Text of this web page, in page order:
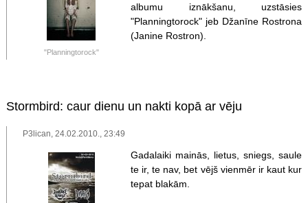
"Planningtorock"
albumu iznākšanu, uzstāsies
"Planningtorock" jeb Džanīne Rostrona
(Janine Rostron).
Stormbird: caur dienu un nakti kopā ar vēju
P3lican, 24.02.2010., 23:49
Gadalaiki mainās, lietus, sniegs, saule
te ir, te nav, bet vējš vienmēr ir kaut kur
tepat blakām.